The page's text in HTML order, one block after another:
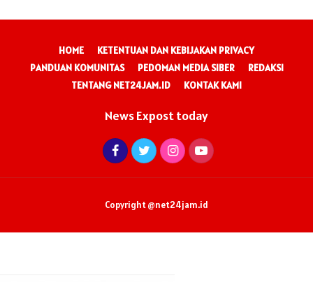
HOME
KETENTUAN DAN KEBIJAKAN PRIVACY
PANDUAN KOMUNITAS
PEDOMAN MEDIA SIBER
REDAKSI
TENTANG NET24JAM.ID
KONTAK KAMI
News Expost today
Copyright @net24jam.id